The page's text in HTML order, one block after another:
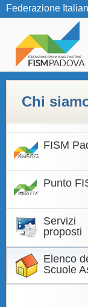
Federazione
Chi
FISM
Punto
Servizi
proposti
Elenco
Scuole